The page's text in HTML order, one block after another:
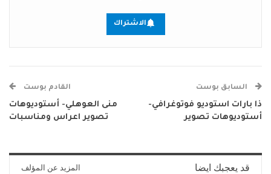
الاشتراك
السابق بوست
ذا بارات استوديو فوتوغرافي-
أستوديوهات تصوير
القادم بوست
منى العوهلي- أستوديوهات
تصوير اعراس ومناسبات
قد يعجبك ايضا المزيد عن المؤلف